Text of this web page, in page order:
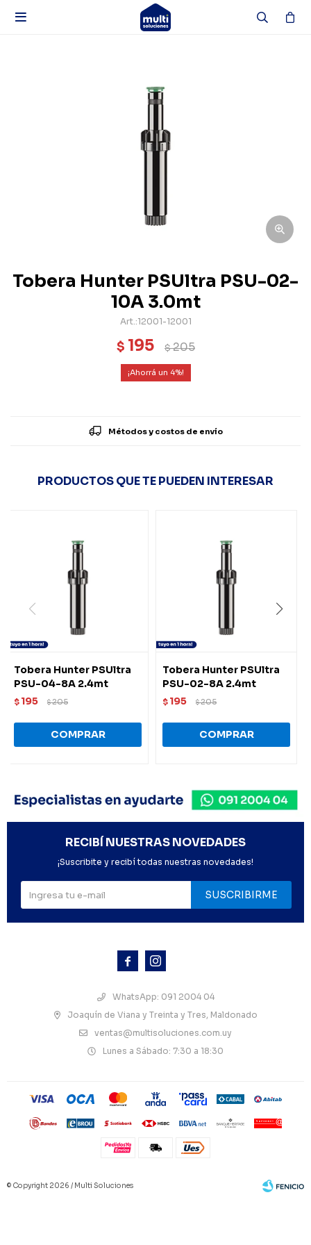

Tobera Hunter PSUltra PSU-02-
10A 3.0mt
12001-12001
$ 195 $205
4
Métodos y costos de envío
PRODUCTOS QUE TE PUEDEN INTERESAR
Tobera Hunter PSUltra
PSU-04-8A 2.4mt
$ 195 $205
Tobera Hunter PSUltra
PSU-02-8A 2.4mt
$ 195 $205
 
WhatsApp: 091 2004 04
Joaquín de Viana y Treinta y Tres, Maldonado
ventas@multisoluciones.com.uy
Lunes a Sábado: 7:30 a 18:30
RECIBÍ NUESTRAS NOVEDADES
¡Suscribite y recibí todas nuestras novedades!
SUSCRIBIRME
© Copyright 2026 / Multi Soluciones